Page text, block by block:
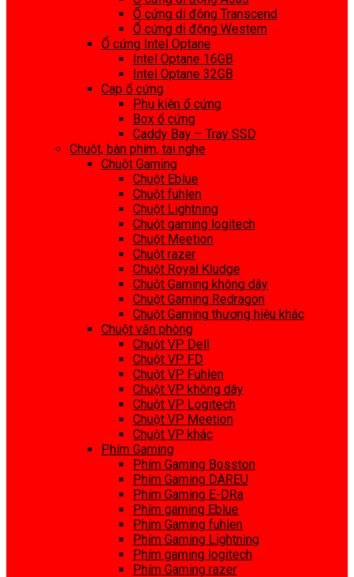
Ổ cứng di động Transcend
Ổ cứng di động Western
Ổ cứng Intel Optane
Intel Optane 16GB
Intel Optane 32GB
Cap ổ cứng
Phụ kiện ổ cứng
Box ổ cứng
Caddy Bay – Tray SSD
Chuột, bàn phím, tai nghe
Chuột Gaming
Chuột Eblue
Chuột fuhlen
Chuột Lightning
Chuột gaming logitech
Chuột Meetion
Chuột razer
Chuột Royal Kludge
Chuột Gaming không dây
Chuột Gaming Redragon
Chuột Gaming thương hiệu khác
Chuột văn phòng
Chuột VP Dell
Chuột VP FD
Chuột VP Fuhlen
Chuột VP không dây
Chuột VP Logitech
Chuột VP Meetion
Chuột VP khác
Phím Gaming
Phím Gaming Bosston
Phím Gaming DAREU
Phím Gaming E-DRa
Phím gaming Eblue
Phím Gaming fuhlen
Phím Gaming Lightning
Phím gaming logitech
Phím Gaming razer